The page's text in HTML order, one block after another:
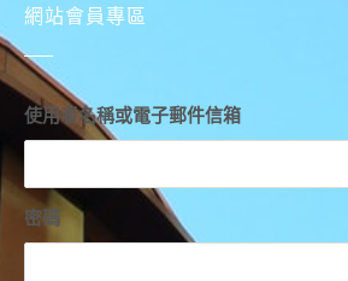
網站會員專區
使用者名稱或電子郵件信箱
密碼